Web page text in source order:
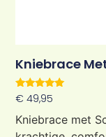
Kniebrace
Waardering
5.00
uit 5
€ 49,95
Kniebrace met